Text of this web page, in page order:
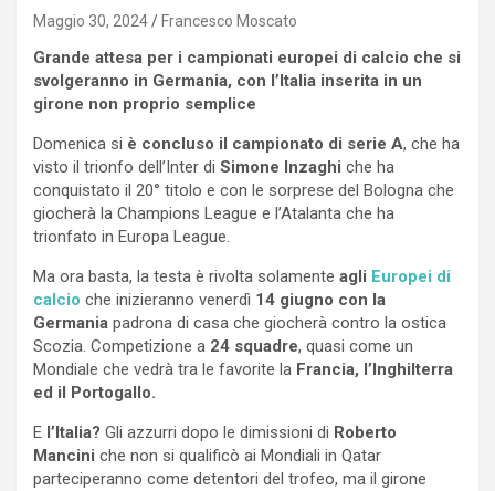
Maggio 30, 2024 Francesco Moscato
Grande attesa per i campionati europei di calcio che si
svolgeranno in Germania, con l’Italia inserita in un
girone non proprio semplice
Domenica si è concluso il campionato di serie A, che ha
visto il trionfo dell’Inter di Simone Inzaghi che ha
conquistato il 20° titolo e con le sorprese del Bologna che
giocherà la Champions League e l’Atalanta che ha
trionfato in Europa League.
Ma ora basta, la testa è rivolta solamente agli Europei di
calcio che inizieranno venerdì 14 giugno con la
Germania padrona di casa che giocherà contro la ostica
Scozia. Competizione a 24 squadre, quasi come un
Mondiale che vedrà tra le favorite la Francia, l’Inghilterra
ed il Portogallo.
E l’Italia? Gli azzurri dopo le dimissioni di Roberto
Mancini che non si qualificò ai Mondiali in Qatar
parteciperanno come detentori del trofeo, ma il girone